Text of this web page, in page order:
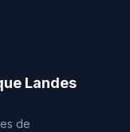
Landes
de